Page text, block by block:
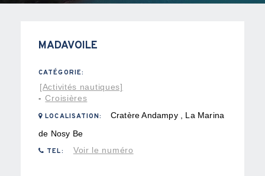
MADAVOILE
CATÉGORIE:
[Activités nautiques]
- Croisières
LOCALISATION:
Cratère Andampy , La Marina
de Nosy Be
TEL: Voir le numéro